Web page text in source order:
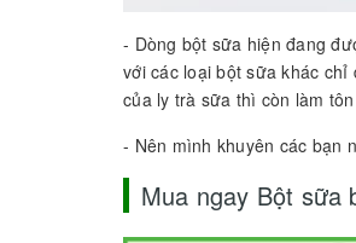
- Dòng bột sữa hiện đang
với các loại bột sữa khác
của ly trà sữa thì còn làm
- Nên mình khuyên các bạn
Mua ngay Bột sữa